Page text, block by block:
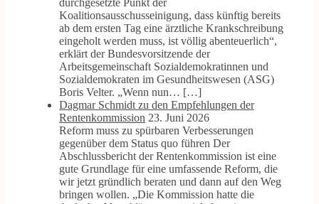
Koalitionsausschusseinigung, dass künftig bereits
ab dem ersten Tag eine ärztliche Krankschreibung
eingeholt werden muss, ist völlig abenteuerlich“,
erklärt der Bundesvorsitzende der
Arbeitsgemeinschaft Sozialdemokratinnen und
Sozialdemokraten im Gesundheitswesen (ASG)
Boris Velter. „Wenn nun… […]
Dagmar Schmidt zu den Empfehlungen der
Rentenkommission 23. Juni 2026
Reform muss zu spürbaren Verbesserungen
gegenüber dem Status quo führen Der
Abschlussbericht der Rentenkommission ist eine
gute Grundlage für eine umfassende Reform, die
wir jetzt gründlich beraten und dann auf den Weg
bringen wollen. „Die Kommission hatte die